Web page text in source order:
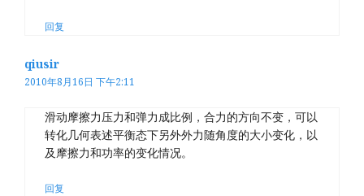
回复
qiusir
2010年8月16日 下午2:11
滑动摩擦力压力和弹力成比例，合力的方向不变，可以
转化几何表述平衡态下另外外力随角度的大小变化，以
及摩擦力和功率的变化情况。
回复